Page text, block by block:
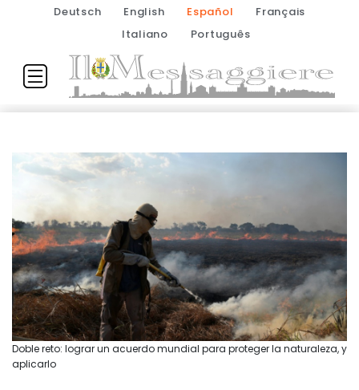
Deutsch English Español
Français
Italiano
Português
Doble reto: lograr un acuerdo mundial para proteger la naturaleza, y
aplicarlo